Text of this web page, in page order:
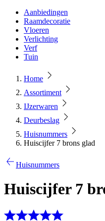
Aanbiedingen
Raamdecoratie
Vloeren
Verlichting
Verf
Tuin
Home
Assortiment
IJzerwaren
Deurbeslag
Huisnummers
Huiscijfer 7 brons glad
Huisnummers
Huiscijfer 7